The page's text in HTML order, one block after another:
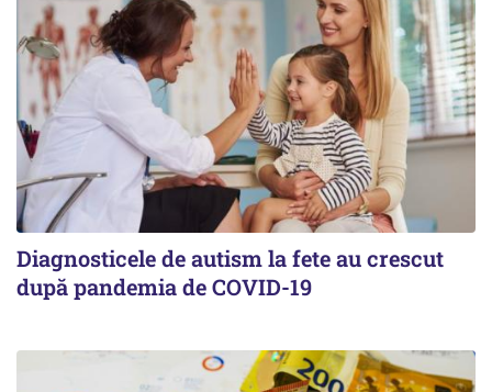
Diagnosticele de autism la fete au crescut
după pandemia de COVID-19